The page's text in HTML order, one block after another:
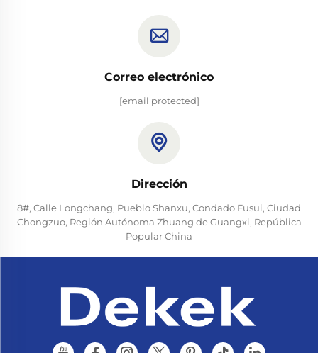
Correo electrónico
[email protected]
Dirección
8#, Calle Longchang, Pueblo Shanxu, Condado Fusui, Ciudad
Chongzuo, Región Autónoma Zhuang de Guangxi, República
Popular China